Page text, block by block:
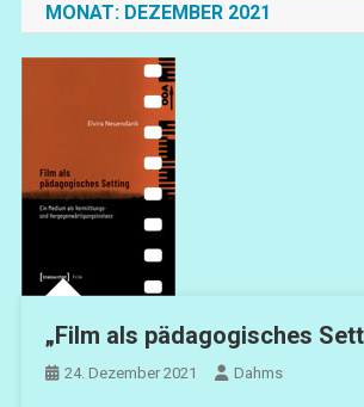
MONAT: DEZEMBER 2021
„Film als pädagogisches
24. Dezember 2021 Dahms